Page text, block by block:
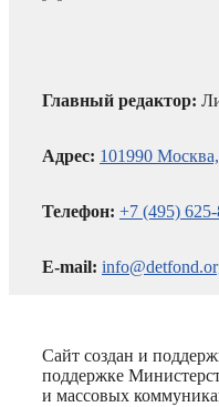
Главный редактор:
Адрес: 101990
Телефон: +7 (495)
E-mail:
Сайт создан и
поддержке
и массовых